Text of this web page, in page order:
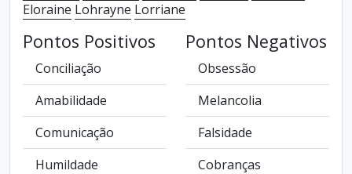
Eloraine Lohrayne Lorriane
Pontos Positivos
Conciliação
Amabilidade
Comunicação
Humildade
Pontos Negativos
Obsessão
Melancolia
Falsidade
Cobranças